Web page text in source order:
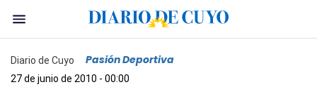
Diario de Cuyo Pasión Deportiva
27 de junio de 2010 - 00:00